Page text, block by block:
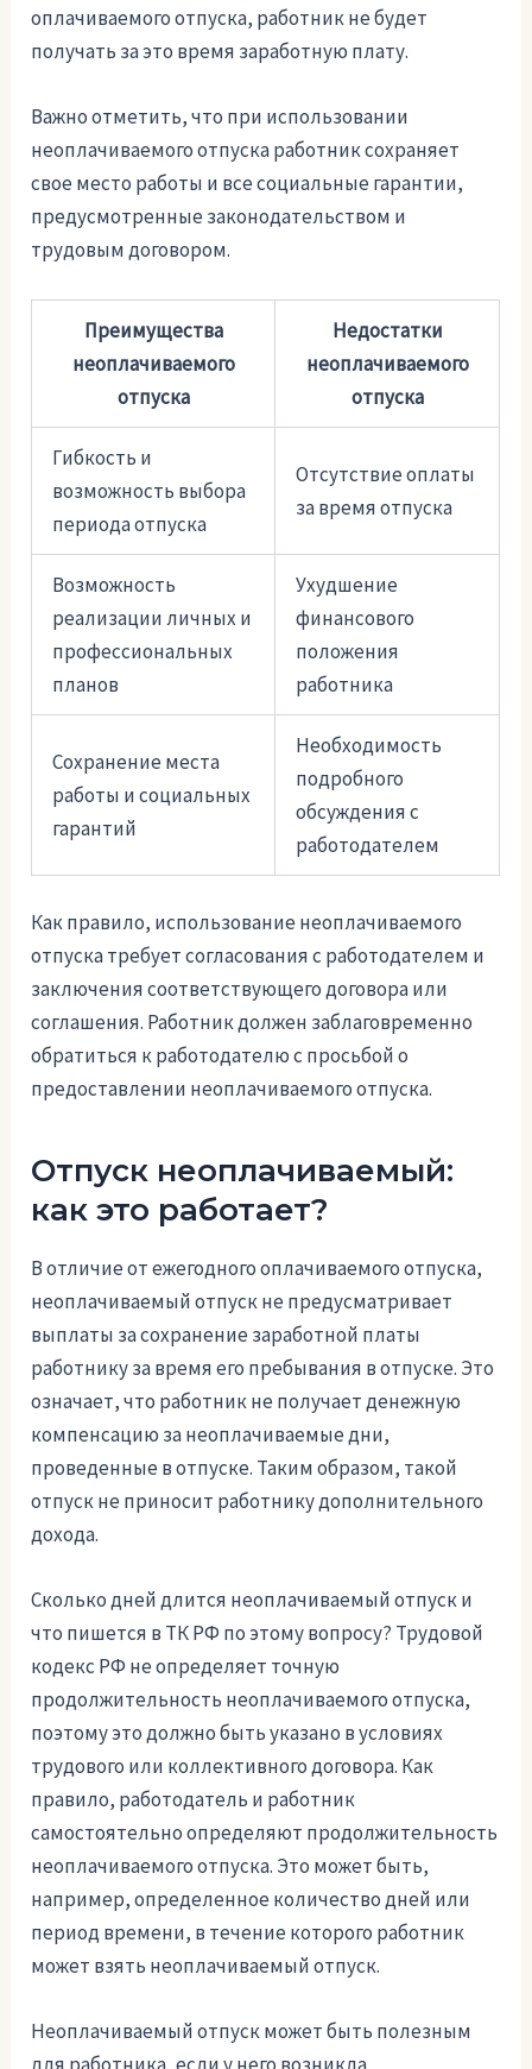
оплачиваемого отпуска, работник не будет
получать за это время заработную плату.
Важно отметить, что при использовании
неоплачиваемого отпуска работник сохраняет
свое место работы и все социальные гарантии,
предусмотренные законодательством и
трудовым договором.
Преимущества
неоплачиваемого
отпуска
Недостатки
неоплачиваемого
отпуска
Гибкость и
возможность выбора
периода отпуска
Отсутствие оплаты
за время отпуска
Возможность
реализации личных и
профессиональных
планов
Ухудшение
финансового
положения
работника
Сохранение места
работы и социальных
гарантий
Необходимость
подробного
обсуждения с
работодателем
Как правило, использование неоплачиваемого
отпуска требует согласования с работодателем и
заключения соответствующего договора или
соглашения. Работник должен заблаговременно
обратиться к работодателю с просьбой о
предоставлении неоплачиваемого отпуска.
Отпуск неоплачиваемый:
как это работает?
В отличие от ежегодного оплачиваемого отпуска,
неоплачиваемый отпуск не предусматривает
выплаты за сохранение заработной платы
работнику за время его пребывания в отпуске. Это
означает, что работник не получает денежную
компенсацию за неоплачиваемые дни,
проведенные в отпуске. Таким образом, такой
отпуск не приносит работнику дополнительного
дохода.
Сколько дней длится неоплачиваемый отпуск и
что пишется в ТК РФ по этому вопросу? Трудовой
кодекс РФ не определяет точную
продолжительность неоплачиваемого отпуска,
поэтому это должно быть указано в условиях
трудового или коллективного договора. Как
правило, работодатель и работник
самостоятельно определяют продолжительность
неоплачиваемого отпуска. Это может быть,
например, определенное количество дней или
период времени, в течение которого работник
может взять неоплачиваемый отпуск.
Неоплачиваемый отпуск может быть полезным